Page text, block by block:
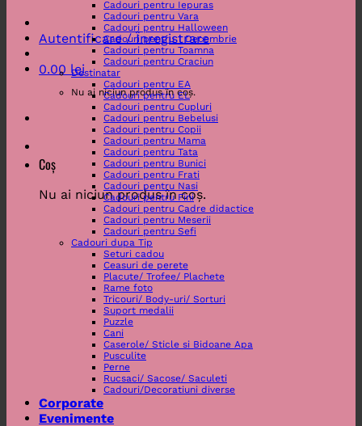
Autentificare / Înregistrare
0.00 lei
Nu ai niciun produs în coș.
Coș
Nu ai niciun produs în coș.
Cadouri pentru Iepuras
Cadouri pentru Vara
Cadouri pentru Halloween
Cadouri pentru 1 Decembrie
Cadouri pentru Toamna
Cadouri pentru Craciun
Destinatar
Cadouri pentru EA
Cadouri pentru EL
Cadouri pentru Cupluri
Cadouri pentru Bebelusi
Cadouri pentru Copii
Cadouri pentru Mama
Cadouri pentru Tata
Cadouri pentru Bunici
Cadouri pentru Frati
Cadouri pentru Nasi
Cadouri pentru Fini
Cadouri pentru Cadre didactice
Cadouri pentru Meserii
Cadouri pentru Sefi
Cadouri dupa Tip
Seturi cadou
Ceasuri de perete
Placute/ Trofee/ Plachete
Rame foto
Tricouri/ Body-uri/ Sorturi
Suport medalii
Puzzle
Cani
Caserole/ Sticle si Bidoane Apa
Pusculite
Perne
Rucsaci/ Sacose/ Saculeti
Cadouri/Decoratiuni diverse
Corporate
Evenimente